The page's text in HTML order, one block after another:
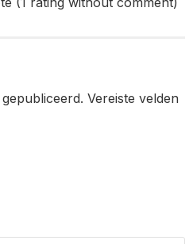
Vereiste velden